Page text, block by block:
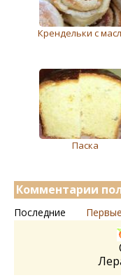
Крендельки с
Паска
Комментарии
Последние Первые